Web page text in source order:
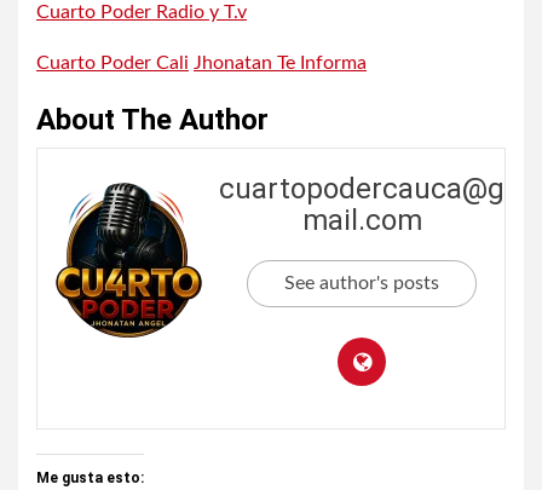
Cuarto Poder Radio y T.v
Cuarto Poder Cali Jhonatan Te Informa
About The Author
cuartopodercauca@g
mail.com
See author's posts
Me gusta esto: